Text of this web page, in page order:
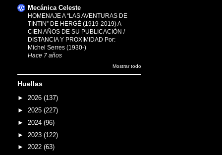
Mecánica Celeste
HOMENAJE A “LAS AVENTURAS DE
TINTIN” DE HERGÉ (1919-2019) A
CIEN AÑOS DE SU PUBLICACIÓN /
DISTANCIA Y PROXIMIDAD Por:
Michel Serres (1930-)
Hace 7 años
Mostrar todo
Huellas
► 2026 (137)
► 2025 (227)
► 2024 (96)
► 2023 (122)
► 2022 (63)